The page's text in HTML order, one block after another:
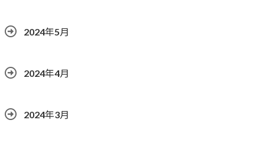
2024年5月
2024年4月
2024年3月